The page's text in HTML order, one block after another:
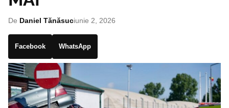
De Daniel Tănăsuciunie 2, 2026
Facebook WhatsApp